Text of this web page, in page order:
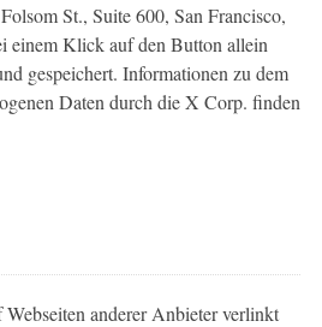
St., Suite 600, San Francisco,
Klick auf den Button allein
gespeichert. Informationen zu dem
Daten durch die X Corp. finden
anderer Anbieter verlinkt